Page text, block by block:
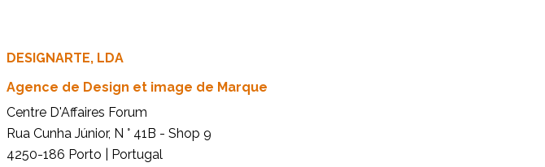
DESIGNARTE, LDA
Agence de Design et image de Marque
Centre D'Affaires Forum
Rua Cunha Júnior, N ° 41B - Shop 9
4250-186 Porto | Portugal